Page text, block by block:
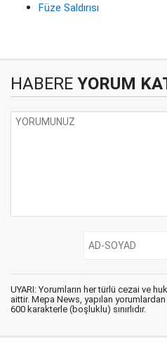
Füze Saldırısı
HABERE YORUM
UYARI: Yorumların her türlü cezai ve
aittir. Mepa News, yapılan
600 karakterle (boşluklu) sınırlıdır.